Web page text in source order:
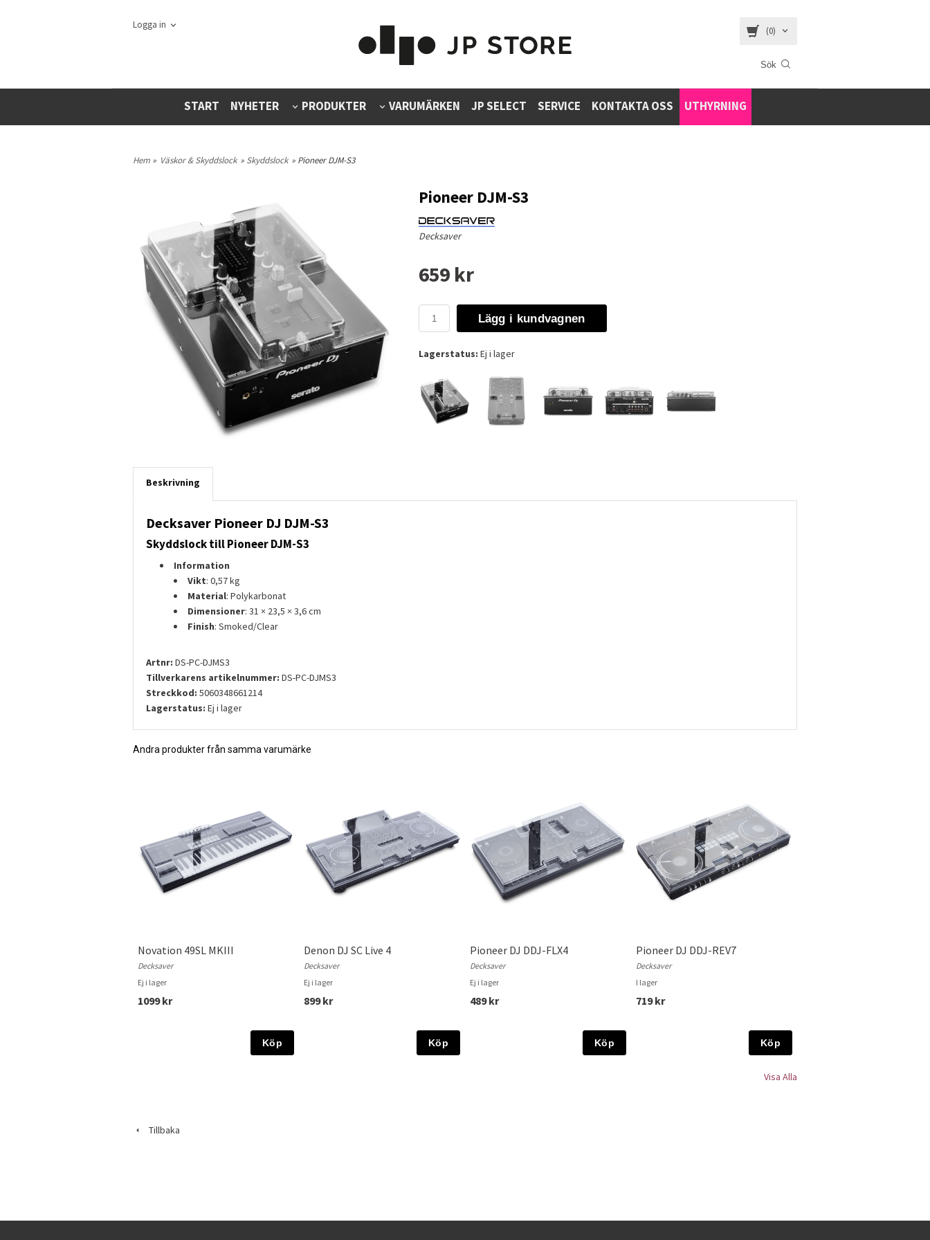
Logga in
(0)
START NYHETER PRODUKTER VARUMÄRKEN JP SELECT SERVICE KONTAKTA OSS UTHYRNING
Hem » Väskor & Skyddslock » Skyddslock » Pioneer DJM-S3
Pioneer DJM-S3
Decksaver
659 kr
Lägg i kundvagnen
Lagerstatus: Ej i lager
Beskrivning
Decksaver Pioneer DJ DJM-S3
Skyddslock till Pioneer DJM-S3
Information
Vikt: 0,57 kg
Material: Polykarbonat
Dimensioner: 31 × 23,5 × 3,6 cm
Finish: Smoked/Clear
Artnr: DS-PC-DJMS3
Tillverkarens artikelnummer: DS-PC-DJMS3
Streckkod: 5060348661214
Lagerstatus: Ej i lager
Andra produkter från samma varumärke
Novation 49SL MKIII
Decksaver
Ej i lager
1099 kr
Köp
Denon DJ SC Live 4
Decksaver
Ej i lager
899 kr
Köp
Pioneer DJ DDJ-FLX4
Decksaver
Ej i lager
489 kr
Köp
Pioneer DJ DDJ-REV7
Decksaver
I lager
719 kr
Köp
Visa Alla
Tillbaka